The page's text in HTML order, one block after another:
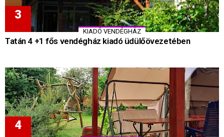
KIADÓ VENDÉGHÁZ
Tatán 4 +1 fős vendégház kiadó üdülőövezetében